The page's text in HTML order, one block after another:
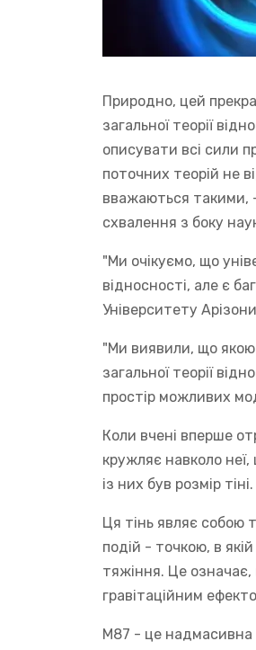
Природно, цей
загальної теорії
описувати всі сили
поточних теорій не
вважаються такими, -
схвалення з боку
"Ми очікуємо, що
відносності, але є
Університету
"Ми виявили, що якою
загальної теорії
простір можливих
Коли вчені вперше
кружляє навколо неї,
із них був розмір тіні.
Ця тінь являє собою
подій - точкою, в
тяжіння. Це
гравітаційним
M87 - це надмасивна